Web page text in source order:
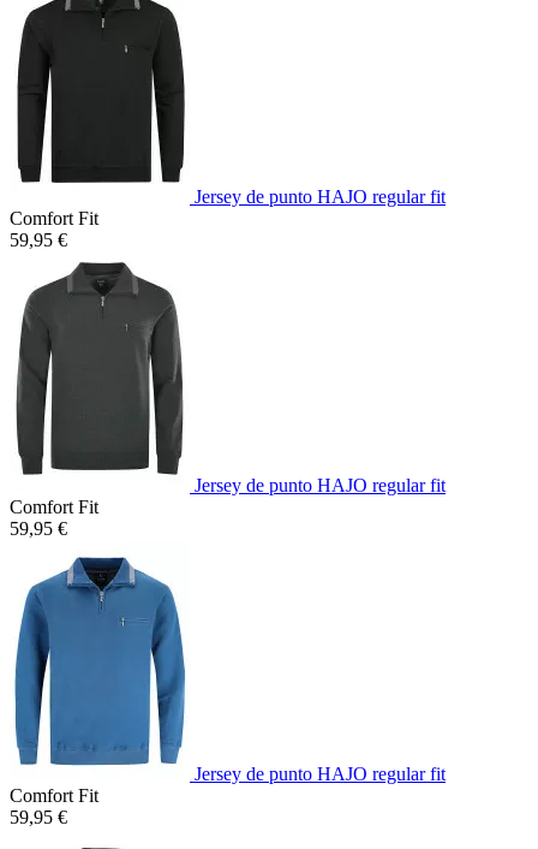
Jersey de punto HAJO regular fit
Comfort Fit
59,95 €
Jersey de punto HAJO regular fit
Comfort Fit
59,95 €
Jersey de punto HAJO regular fit
Comfort Fit
59,95 €